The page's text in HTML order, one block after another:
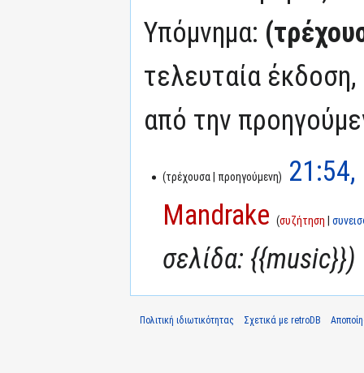
Υπόμνημα:
τελευταία έκδοση,
από την
τρέχουσα προηγούμενη
Mandrake
συζήτηση
σελίδα: {{music}}
Πολιτική ιδιωτικότητας Σχετικά με retroDB